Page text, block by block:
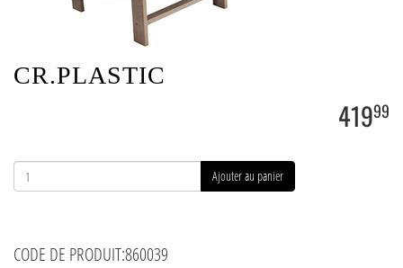
CR.PLASTIC
41999
Ajouter au panier
CODE DE PRODUIT:860039